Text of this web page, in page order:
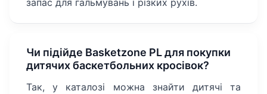
Чи підійде Basketzone PL для покупки
дитячих баскетбольних кросівок?
Так, у каталозі можна знайти дитячі та